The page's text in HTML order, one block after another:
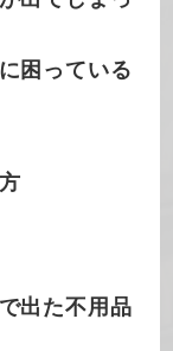
困っている
出た不用品